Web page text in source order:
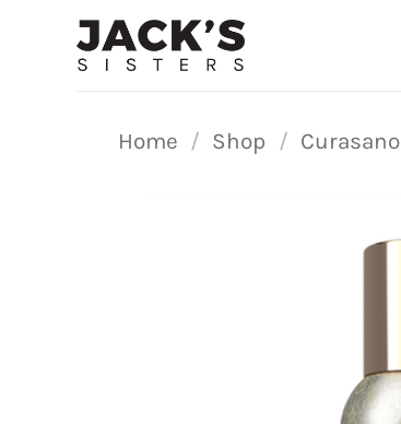
Home / Shop / Curasano